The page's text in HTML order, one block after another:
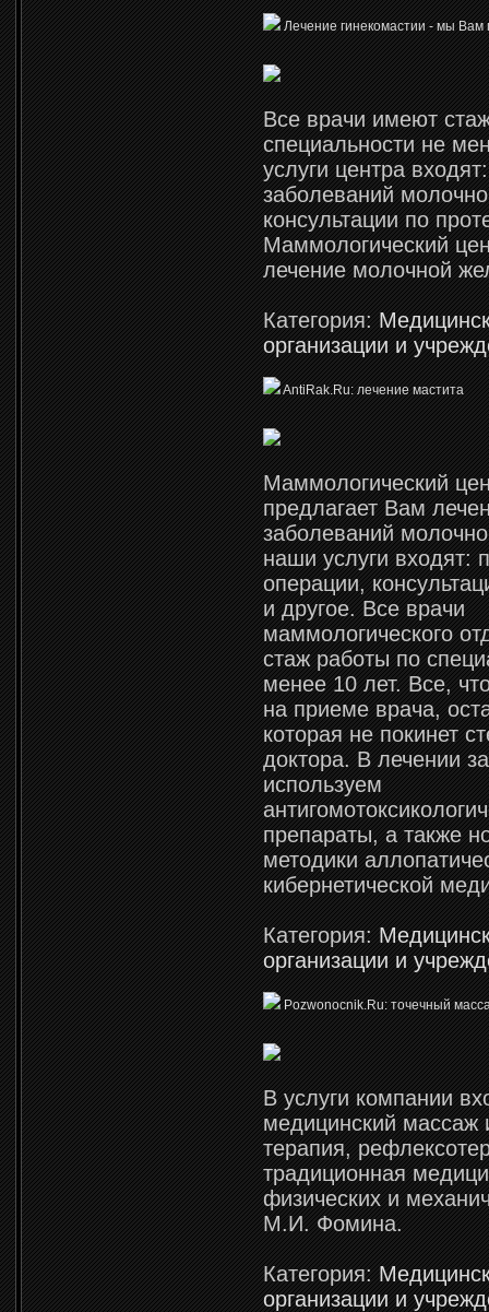
Лечение гинекомастии - мы
Все врачи имеют
специальности не
услуги центра
заболеваний
консультации по
Маммологический
лечение молочной
Категория:
организации и
AntiRak.Ru: лечение мастита
Маммологический
предлагает Вам
заболеваний
наши услуги входят:
операции,
и другое. Все врачи
маммологического
стаж работы по
менее 10 лет. Все,
на приеме врача,
которая не покинет
доктора. В лечении
используем
препараты, а также
методики
кибернетической
Категория:
организации и
Pozwonocnik.Ru: точечный
В услуги компании
медицинский массаж
терапия,
традиционная
физических и
М.И. Фомина.
Категория:
организации и